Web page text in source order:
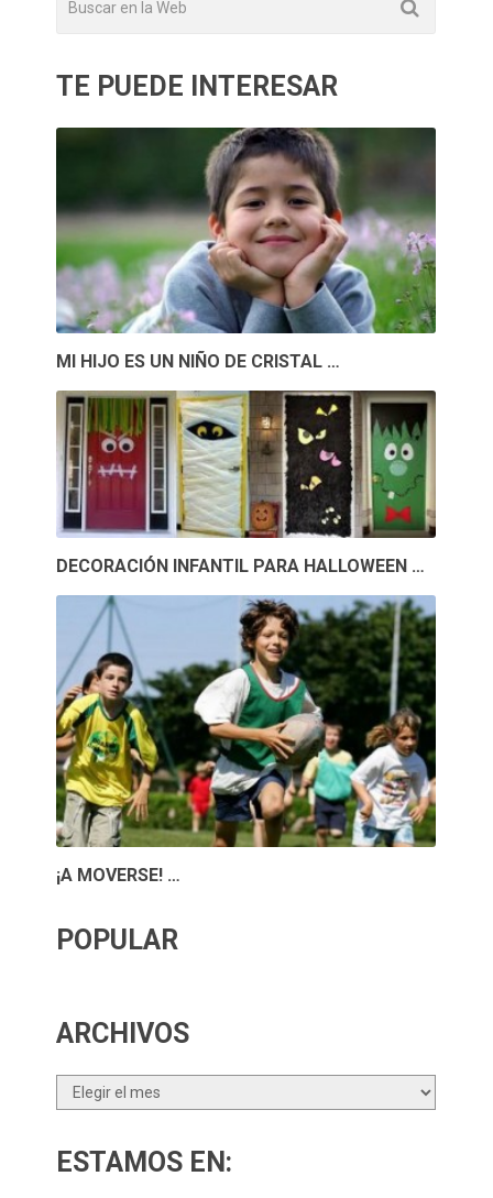
TE PUEDE INTERESAR
MI HIJO ES UN NIÑO DE CRISTAL …
DECORACIÓN INFANTIL PARA HALLOWEEN …
¡A MOVERSE! …
POPULAR
ARCHIVOS
Archivos
ESTAMOS EN: